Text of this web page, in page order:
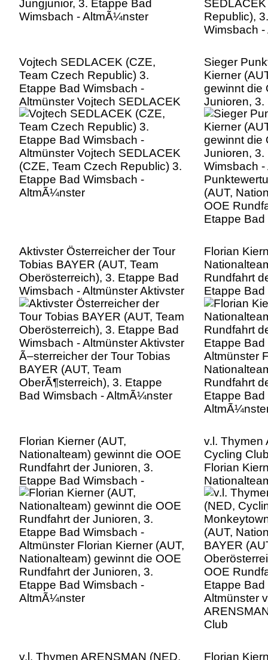
Vojtech SEDLACEK (CZE,
Team Czech Republic) 3.
Etappe Bad Wimsbach -
Altmünster Vojtech SEDLACEK
(CZE, Team Czech Republic) 3.
Etappe Bad Wimsbach -
AltmÃ¼nster
Sieger
Kierner
gewinnt die
Junioren, 3.
Wimsbach -
(AUT,
OOE
Etappe Bad
Aktivster Österreicher der Tour
Tobias BAYER (AUT, Team
Oberösterreich), 3. Etappe Bad
Wimsbach - Altmünster Aktivster
Ã–sterreicher der Tour Tobias
BAYER (AUT, Team
OberÃ¶sterreich), 3. Etappe
Bad Wimsbach - AltmÃ¼nster
Florian
Rundfahrt
Etappe
Altmünster
Rundfahrt
Etappe
Florian Kierner (AUT,
Nationalteam) gewinnt die OOE
Rundfahrt der Junioren, 3.
Etappe Bad Wimsbach -
Altmünster Florian Kierner (AUT,
Nationalteam) gewinnt die OOE
Rundfahrt der Junioren, 3.
Etappe Bad Wimsbach -
AltmÃ¼nster
v.l. Thymen
Cycling
Florian
(AUT,
gewinnt die
Junioren,
Wimsbach -
Thymen
Cycling
v.l. Thymen ARENSMAN (NED, Florian